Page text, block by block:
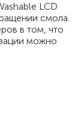
LCD
смола.
в том, что
можно